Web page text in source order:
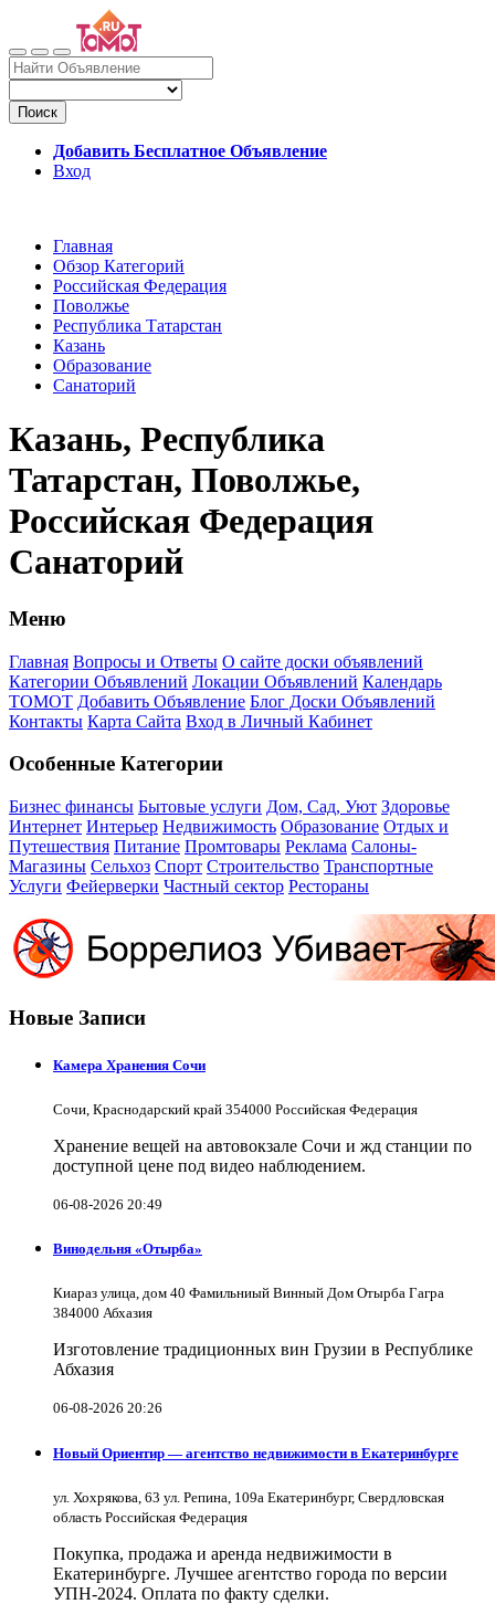
Поиск
Добавить Бесплатное Объявление
Вход
Главная
Обзор Категорий
Российская Федерация
Поволжье
Республика Татарстан
Казань
Образование
Санаторий
Казань, Республика
Татарстан, Поволжье,
Российская Федерация
Санаторий
Меню
Главная Вопросы и Ответы О сайте доски объявлений
Категории Объявлений Локации Объявлений Календарь
ТОМОТ Добавить Объявление Блог Доски Объявлений
Контакты Карта Сайта Вход в Личный Кабинет
Особенные Категории
Бизнес финансы Бытовые услуги Дом, Сад, Уют Здоровье
Интернет Интерьер Недвижимость Образование Отдых и
Путешествия Питание Промтовары Реклама Салоны-
Магазины Сельхоз Спорт Строительство Транспортные
Услуги Фейерверки Частный сектор Рестораны
Новые Записи
Камера Хранения Сочи
Сочи, Краснодарский край 354000 Российская Федерация
Хранение вещей на автовокзале Сочи и жд станции по
доступной цене под видео наблюдением.
06-08-2026 20:49
Винодельня «Отырба»
Киараз улица, дом 40 Фамильниый Винный Дом Отырба Гагра
384000 Абхазия
Изготовление традиционных вин Грузии в Республике
Абхазия
06-08-2026 20:26
Новый Ориентир — агентство недвижимости в Екатеринбурге
ул. Хохрякова, 63 ул. Репина, 109a Екатеринбург, Свердловская
область Российская Федерация
Покупка, продажа и аренда недвижимости в
Екатеринбурге. Лучшее агентство города по версии
УПН-2024. Оплата по факту сделки.